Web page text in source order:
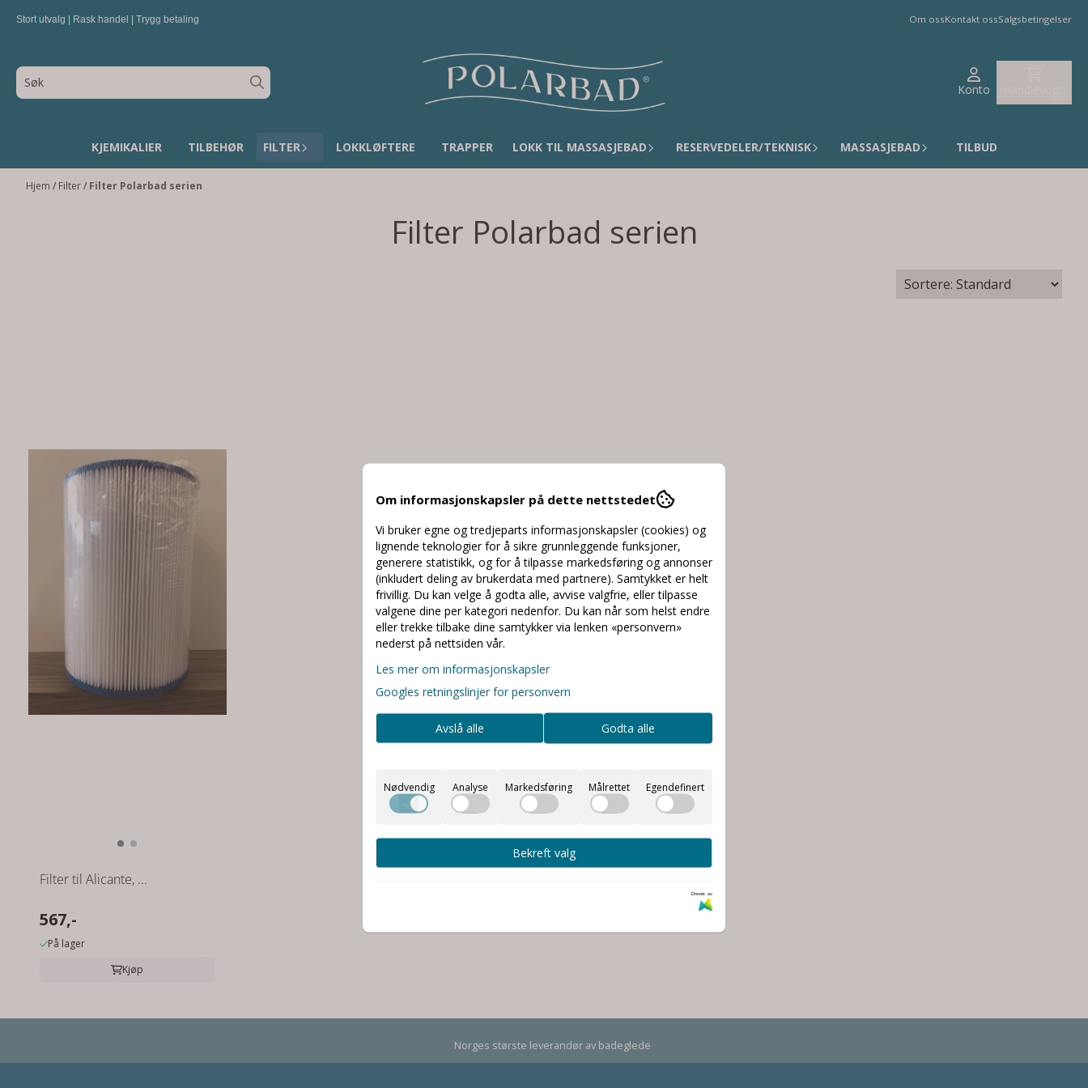
Hopp til innhold
Stort utvalg | Rask handel | Trygg betaling Om ossKontakt ossSalgsbetingelser
Konto
KJEMIKALIER TILBEHØR FILTER LOKKLØFTERE TRAPPER LOKK TIL MASSASJEBAD RESERVEDELER/TEKNISK MASSASJEBAD TILBUD
Hjem / Filter/ Filter Polarbad serien
Filter Polarbad serien
Filter til Alicante, ...
567,-
På lager
Kjøp
Norges største leverandør av badeglede
Om informasjonskapsler på dette nettstedet
Vi bruker egne og tredjeparts informasjonskapsler (cookies) og
lignende teknologier for å sikre grunnleggende funksjoner,
generere statistikk, og for å tilpasse markedsføring og annonser
(inkludert deling av brukerdata med partnere). Samtykket er helt
frivillig. Du kan velge å godta alle, avvise valgfrie, eller tilpasse
valgene dine per kategori nedenfor. Du kan når som helst endre
eller trekke tilbake dine samtykker via lenken «personvern»
nederst på nettsiden vår.
Les mer om informasjonskapsler
Googles retningslinjer for personvern
Avslå alle Godta alle
Nødvendig Analyse Markedsføring Målrettet Egendefinert
Bekreft valg
Drevet av